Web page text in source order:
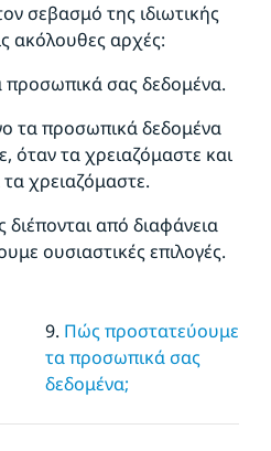
σεβασμό της ιδιωτικής
ακόλουθες αρχές:
σας δεδομένα.
τα προσωπικά δεδομένα
όταν τα χρειαζόμαστε και
χρειαζόμαστε.
διέπονται από διαφάνεια
ουσιαστικές επιλογές.
9. Πώς προστατεύουμε
τα προσωπικά σας
δεδομένα;